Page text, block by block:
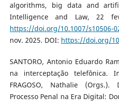
algorithms, big data and
Intelligence and Law, 22
https://doi.org/10.1007/s10506-
nov. 2025. DOI: https://doi.org/
SANTORO, Antonio Eduardo
na interceptação telefônica.
FRAGOSO, Nathalie
Processo Penal na Era Digital: